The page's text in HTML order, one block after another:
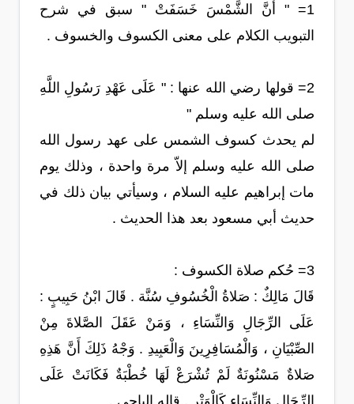
1= " أَنَّ الشَّمْسَ خَسَفَتْ " سبق في شرح
التبويب الكلام على معنى الكسوف والخسوف .
2= قولها رضي الله عنها : " عَلَى عَهْدِ رَسُولِ اللَّهِ
صلى الله عليه وسلم "
لم يحدث كسوف الشمس على عهد رسول الله
صلى الله عليه وسلم إلاّ مرة واحدة ، وذلك يوم
مات إبراهيم عليه السلام ، وسيأتي بيان ذلك في
حديث أبي مسعود بعد هذا الحديث .
3= حُكم صلاة الكسوف :
قَالَ مَالِكٌ : صَلاةُ الْخُسُوفِ سُنَّة . قَالَ ابْنُ حَبِيبٍ :
عَلَى الرِّجَالِ وَالنِّسَاءِ ، وَمَنْ عَقَلَ الصَّلاةَ مِنْ
الصِّبْيَانِ ، وَالْمُسَافِرِينَ وَالْعَبِيدِ . وَجْهُ ذَلِكَ أَنَّ هَذِهِ
صَلاةٌ مَسْنُونَةٌ لَمْ تُشْرَعْ لَهَا خُطْبَةٌ فَكَانَتْ عَلَى